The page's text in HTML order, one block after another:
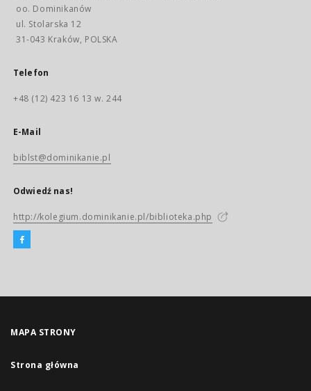
oo. Dominikanów
ul. Stolarska 12
31-043 Kraków, POLSKA
Telefon
+48 (12) 423 16 13 w. 244
E-Mail
biblst@dominikanie.pl
Odwiedź nas!
http://kolegium.dominikanie.pl/biblioteka.php
MAPA STRONY
Strona główna